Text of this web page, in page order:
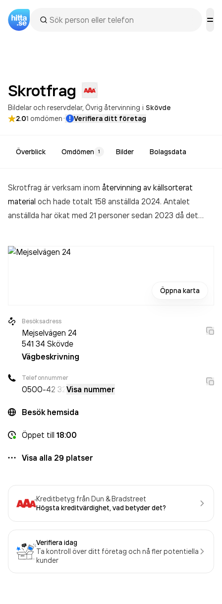
Skrotfrag
Bildelar och reservdelar Övrig återvinning i Skövde
2.01 omdömen· Verifiera ditt företag
Överblick Omdömen 1 Bilder Bolagsdata
Skrotfrag är verksam inom återvinning av källsorterat
material och hade totalt 158 anställda 2024. Antalet
anställda har ökat med 21 personer sedan 2023 då det
1 642 183 000,00 kr
Öppna karta
Besöksadress
Mejselvägen 24
541 34 Skövde
Vägbeskrivning
Telefonnummer
0500-42 32 Visa nummer
Besök hemsida
Öppet till 18:00
Visa alla 29 platser
Kreditbetyg från Dun & Bradstreet
Högsta kreditvärdighet, vad betyder det?
Verifiera idag
Ta kontroll över ditt företag och nå fler potentiella
kunder